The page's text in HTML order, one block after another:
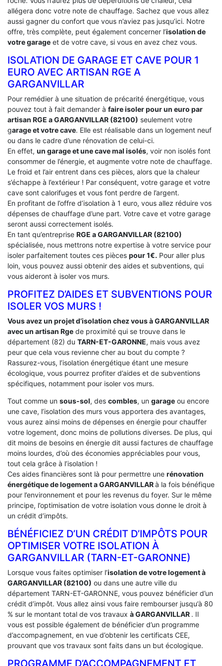
allégera donc votre note de chauffage. Sachez que vous allez
aussi gagner du confort que vous n’aviez pas jusqu’ici. Notre
offre, très complète, peut également concerner l’isolation de
votre garage et de votre cave, si vous en avez chez vous.
ISOLATION DE GARAGE ET CAVE POUR 1
EURO AVEC ARTISAN RGE A
GARGANVILLAR
Pour remédier à une situation de précarité énergétique, vous
pouvez tout à fait demander à faire isoler pour un euro par
artisan RGE a GARGANVILLAR (82100) seulement votre
garage et votre cave. Elle est réalisable dans un logement neuf
ou dans le cadre d’une rénovation de celui-ci.
En effet, un garage et une cave mal isolés, voir non isolés font
consommer de l’énergie, et augmente votre note de chauffage.
Le froid et l’air entrent dans ces pièces, alors que la chaleur
s’échappe à l’extérieur ! Par conséquent, votre garage et votre
cave sont calorifuges et vous font perdre de l’argent.
En profitant de l’offre d’isolation à 1 euro, vous allez réduire vos
dépenses de chauffage d’une part. Votre cave et votre garage
seront aussi correctement isolés.
En tant qu’entreprise RGE a GARGANVILLAR (82100)
spécialisée, nous mettrons notre expertise à votre service pour
isoler parfaitement toutes ces pièces pour 1€. Pour aller plus
loin, vous pouvez aussi obtenir des aides et subventions, qui
vous aideront à isoler vos murs.
PROFITEZ D’AIDES ET SUBVENTIONS POUR
ISOLER VOS MURS !
Vous avez un projet d’isolation chez vous à GARGANVILLAR
avec un artisan Rge de proximité qui se trouve dans le
département (82) du TARN-ET-GARONNE, mais vous avez
peur que cela vous revienne cher au bout du compte ?
Rassurez-vous, l’isolation énergétique étant une mesure
écologique, vous pourrez profiter d’aides et de subventions
spécifiques, notamment pour isoler vos murs.
Tout comme un sous-sol, des combles, un garage ou encore
une cave, l’isolation des murs vous apportera des avantages,
vous aurez ainsi moins de dépenses en énergie pour chauffer
votre logement, donc moins de pollutions diverses. De plus, qui
dit moins de besoins en énergie dit aussi factures de chauffage
moins lourdes, d’où des économies appréciables pour vous,
tout cela grâce à l’isolation !
Ces aides financières sont là pour permettre une rénovation
énergétique de logement aGARGANVILLARà la fois bénéfique
pour l’environnement et pour les revenus du foyer. Sur le même
principe, l’optimisation de votre isolation vous donne le droit à
un crédit d’impôts.
BÉNÉFICIEZ D’UN CRÉDIT D’IMPÔTS POUR
OPTIMISER VOTRE ISOLATION À
‎GARGANVILLAR (TARN-ET-GARONNE)
Lorsque vous faites optimiser l’isolation de votre logement à
GARGANVILLAR (82100) ou dans une autre ville du
département TARN-ET-GARONNE, vous pouvez bénéficier d’un
crédit d’impôt. Vous allez ainsi vous faire rembourser jusqu’à 80
% sur le montant total de vos travaux à GARGANVILLAR . Il
vous est possible également de bénéficier d’un programme
d’accompagnement, en vue d’obtenir les certificats CEE,
prouvant que vos travaux sont faits dans un but écologique.
PROGRAMME D’ACCOMPAGNEMENT ET